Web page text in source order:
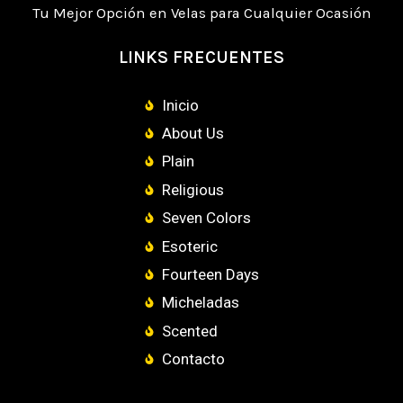
Tu Mejor Opción en Velas para Cualquier Ocasión
LINKS FRECUENTES
Inicio
About Us
Plain
Religious
Seven Colors
Esoteric
Fourteen Days
Micheladas
Scented
Contacto